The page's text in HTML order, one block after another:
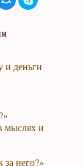
и деньги
мыслях и
него?»